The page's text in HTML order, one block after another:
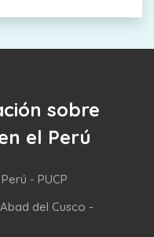
sobre
el Perú
- PUCP
del Cusco -